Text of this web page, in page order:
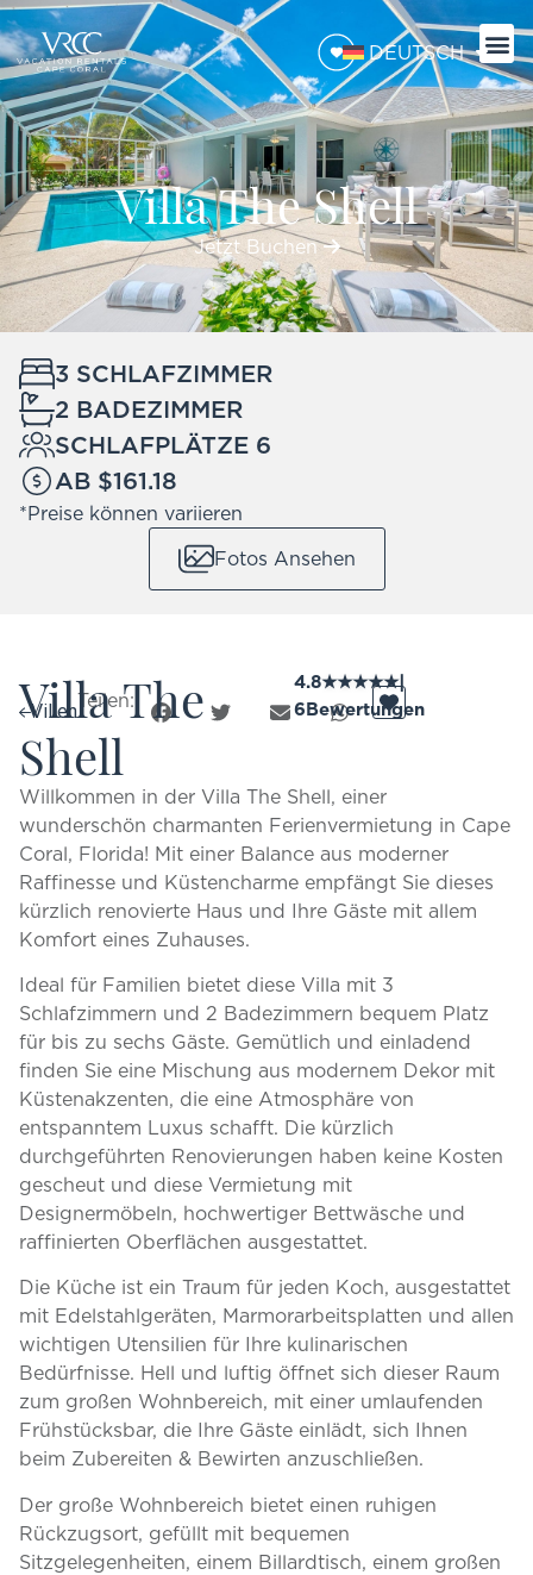
DEUTSCH
Villa The Shell
Jetzt Buchen
3 SCHLAFZIMMER
2 BADEZIMMER
SCHLAFPLÄTZE 6
AB $161.18
*Preise können variieren
Fotos Ansehen
VillenTeilen:
Villa The
Shell
4.8★★★★★|
6Bewertungen
Willkommen in der Villa The Shell, einer
wunderschön charmanten Ferienvermietung in Cape
Coral, Florida! Mit einer Balance aus moderner
Raffinesse und Küstencharme empfängt Sie dieses
kürzlich renovierte Haus und Ihre Gäste mit allem
Komfort eines Zuhauses.
Ideal für Familien bietet diese Villa mit 3
Schlafzimmern und 2 Badezimmern bequem Platz
für bis zu sechs Gäste. Gemütlich und einladend
finden Sie eine Mischung aus modernem Dekor mit
Küstenakzenten, die eine Atmosphäre von
entspanntem Luxus schafft. Die kürzlich
durchgeführten Renovierungen haben keine Kosten
gescheut und diese Vermietung mit
Designermöbeln, hochwertiger Bettwäsche und
raffinierten Oberflächen ausgestattet.
Die Küche ist ein Traum für jeden Koch, ausgestattet
mit Edelstahlgeräten, Marmorarbeitsplatten und allen
wichtigen Utensilien für Ihre kulinarischen
Bedürfnisse. Hell und luftig öffnet sich dieser Raum
zum großen Wohnbereich, mit einer umlaufenden
Frühstücksbar, die Ihre Gäste einlädt, sich Ihnen
beim Zubereiten & Bewirten anzuschließen.
Der große Wohnbereich bietet einen ruhigen
Rückzugsort, gefüllt mit bequemen
Sitzgelegenheiten, einem Billardtisch, einem großen